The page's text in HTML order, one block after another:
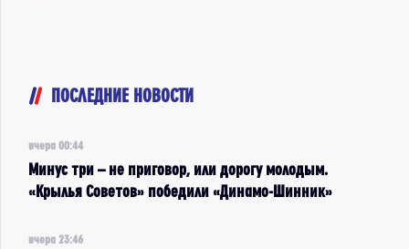
ПОСЛЕДНИЕ НОВОСТИ
вчера 00:44
Минус три – не приговор, или дорогу молодым.
«Крылья Советов» победили «Динамо-Шинник»
вчера 23:46